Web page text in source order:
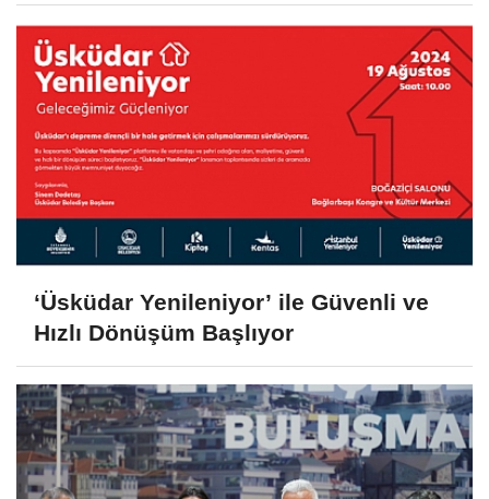
‘Üsküdar Yenileniyor’ ile Güvenli ve
Hızlı Dönüşüm Başlıyor